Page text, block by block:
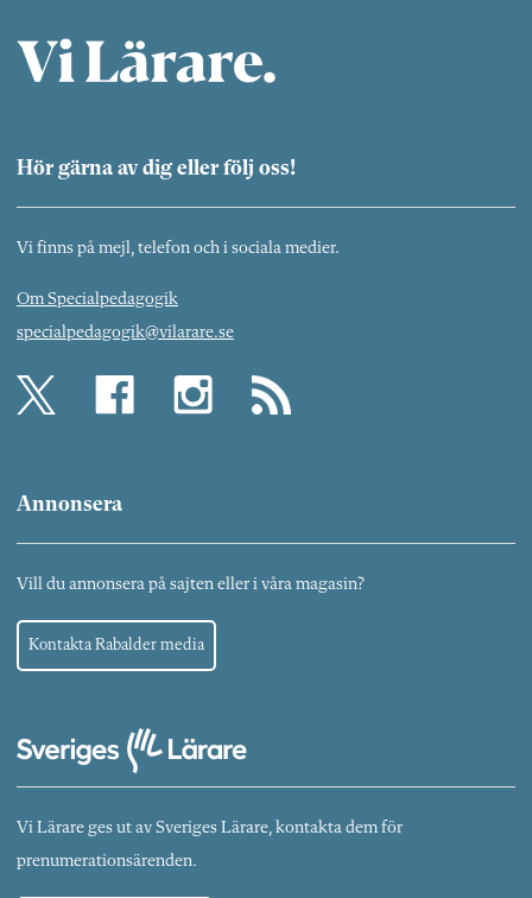
Hör gärna av dig eller följ oss!
Vi finns på mejl, telefon och i sociala medier.
Om Specialpedagogik
specialpedagogik@vilarare.se
Annonsera
Vill du annonsera på sajten eller i våra magasin?
Kontakta Rabalder media
Vi Lärare ges ut av Sveriges Lärare, kontakta dem för
prenumerationsärenden.